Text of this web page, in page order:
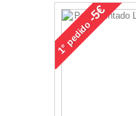
1°
pedido
-5€